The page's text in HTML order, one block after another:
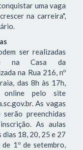
uma vaga
na carreira",
ser realizadas
na Casa da
na Rua 216, nº
das 8h às 17h,
pelo site
As vagas
preenchidas
As aulas
18, 20, 25 e 27
1º de setembro,